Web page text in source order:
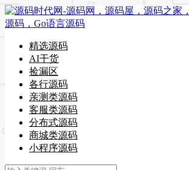
精选源码
AI干货
捡漏区
各行源码
亲测类源码
客服类源码
分布式源码
商城类源码
小程序源码